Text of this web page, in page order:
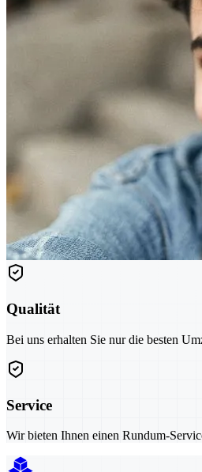
Qualität
Bei uns erhalten Sie nur die besten
Service
Wir bieten Ihnen einen Rundum-